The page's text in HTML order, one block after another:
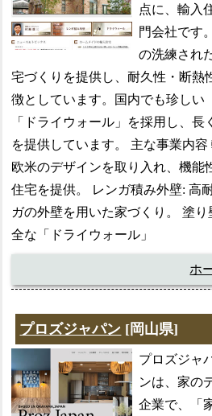
点に、輸入
門会社です
の洗練され
宅づくりを提供し、耐久性・断熱
徴としています。国内でも珍しい
「ドライウォール」を採用し、
を提供しています。 主な事業内
欧米のデザインを取り入れ、機能
住宅を提供。 レンガ積み外壁: 高
ガの外壁を用いた家づくり。 塗
全な「ドライウォール」
ホ
プロズジャパン [岡山県]
プロズジャ
ンは、家の
企業で、「